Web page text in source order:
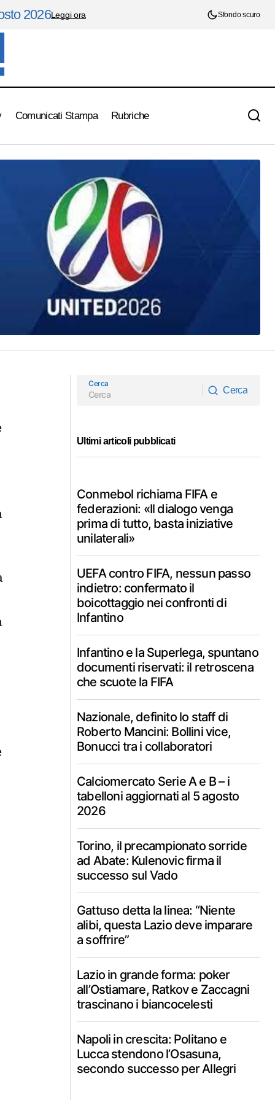
2026Leggi ora Sfondo scuro
Comunicati Stampa Rubriche
Cerca
Cerca
Ultimi articoli pubblicati
Conmebol richiama FIFA e
federazioni: «Il dialogo venga
prima di tutto, basta iniziative
unilaterali»
UEFA contro FIFA, nessun passo
indietro: confermato il
boicottaggio nei confronti di
Infantino
Infantino e la Superlega, spuntano
documenti riservati: il retroscena
che scuote la FIFA
Nazionale, definito lo staff di
Roberto Mancini: Bollini vice,
Bonucci tra i collaboratori
Calciomercato Serie A e B – i
tabelloni aggiornati al 5 agosto
2026
Torino, il precampionato sorride
ad Abate: Kulenovic firma il
successo sul Vado
Gattuso detta la linea: “Niente
alibi, questa Lazio deve imparare
a soffrire”
Lazio in grande forma: poker
all’Ostiamare, Ratkov e Zaccagni
trascinano i biancocelesti
Napoli in crescita: Politano e
Lucca stendono l’Osasuna,
secondo successo per Allegri